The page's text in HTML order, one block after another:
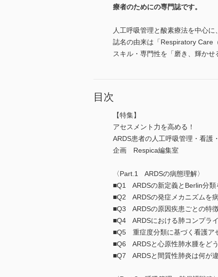
療者のためにの専門誌です。
人工呼吸管理と酸素療法を中心
誌名の由来は「Respiratory Care
スキル・専門性を「磨き、輝か
目次
【特集】
アセスメント力を高める！
ARDS患者の人工呼吸管理・看護
企画 Respica編集室
〈Part.1 ARDSの病態理解〉
■Q1 ARDSの新定義とBerlin分類
■Q2 ARDSの発症メカニズムを
■Q3 ARDSの原因疾患ごとの特
■Q4 ARDSにおける肺コンプラ
■Q5 重症度分類に基づく看護ア
■Q6 ARDSと心原性肺水腫をど
■Q7 ARDSと間質性肺炎は何が